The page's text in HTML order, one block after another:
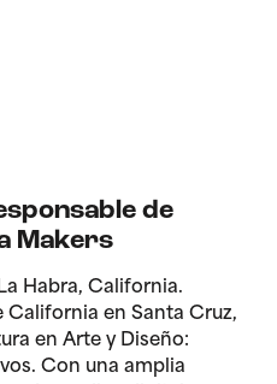
de
Makers
Habra, California.
California en Santa Cruz,
en Arte y Diseño:
Con una amplia